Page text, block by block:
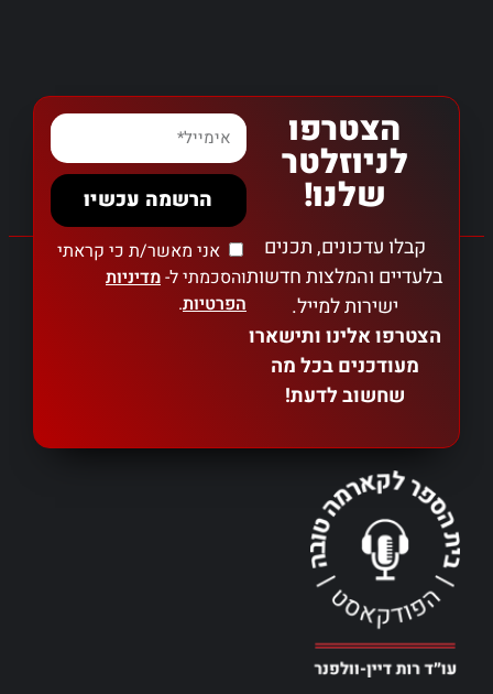
הצטרפו
לניוזלטר
שלנו!
קבלו עדכונים, תכנים
בלעדיים והמלצות חדשות
ישירות למייל.
הצטרפו אלינו ותישארו
מעודכנים בכל מה
שחשוב לדעת!
אני מאשר/ת כי קראתי
והסכמתי ל-מדיניות
הפרטיות.
הרשמה עכשיו